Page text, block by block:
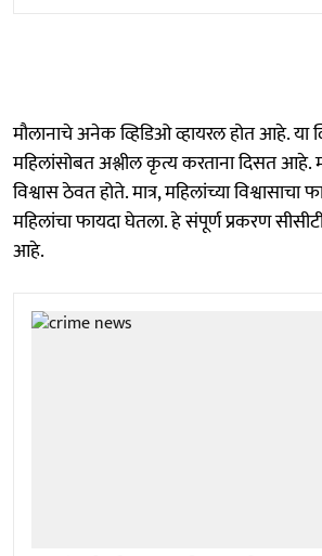
मौलानाचे अनेक व्हिडिओ व्हायरल होत आहे. या
महिलांसोबत अश्लील कृत्य करताना दिसत आहे.
विश्वास ठेवत होते. मात्र, महिलांच्या विश्वासाचा
महिलांचा फायदा घेतला. हे संपूर्ण प्रकरण
आहे.